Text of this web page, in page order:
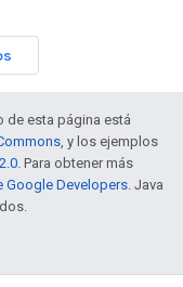
de esta página está
, y los ejemplos
. Para obtener más
Developers. Java